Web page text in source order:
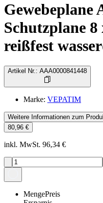
Gewebeplane
Schutzplane
reißfest
Artikel Nr. : AAA0000841448
Marke: VEPATIM
Weitere Informationen zum
80,96 €
inkl. MwSt. 96,34 €
MengePreis